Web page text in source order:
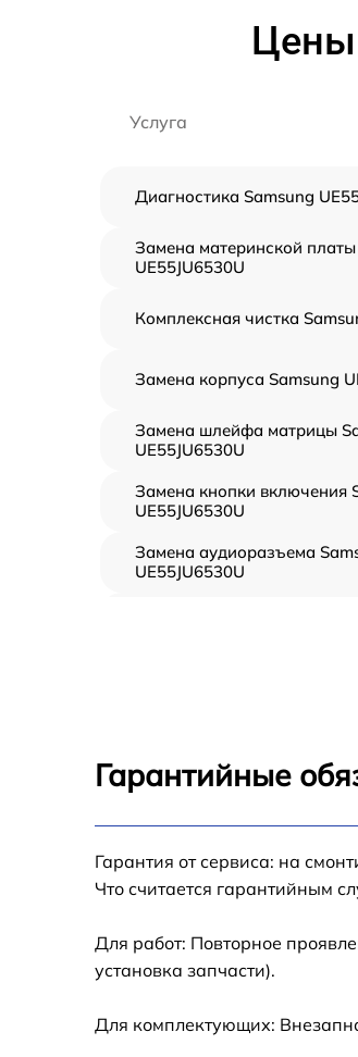
Цены
Услуга
Диагностика Samsung
Замена материнской
UE55JU6530U
Комплексная чистка
Замена корпуса Samsung
Замена шлейфа матрицы
UE55JU6530U
Замена кнопки включения
UE55JU6530U
Замена аудиоразъема
UE55JU6530U
Прошивка блока
UE55JU6530U
UE55JU6530U
Ремонт блока управления
Гарантийные
Гарантия от сервиса: на
Что считается гарантийным
Для работ: Повторное
установка запчасти).
Для комплектующих: